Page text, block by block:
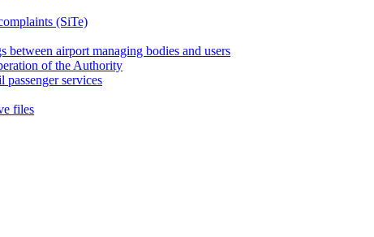
(SiTe)
between airport managing bodies and users
of the Authority
services
files